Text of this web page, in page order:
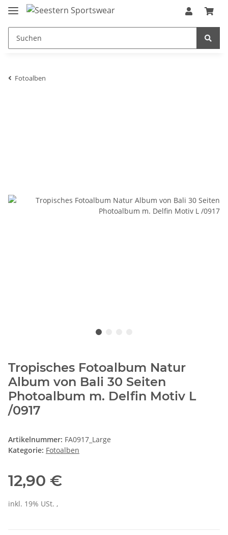
Fotoalben
Tropisches Fotoalbum Natur
Album von Bali 30 Seiten
Photoalbum m. Delfin Motiv L
/0917
Artikelnummer: FA0917_Large
Kategorie: Fotoalben
12,90 €
inkl. 19% USt. ,